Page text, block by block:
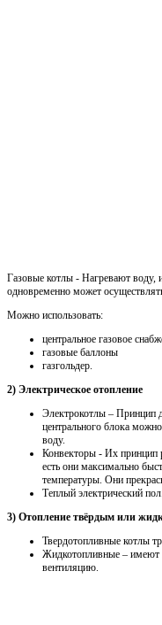
Газовые котлы - Нагревают воду,
одновременно может
Можно использовать:
центральное газовое
газовые баллоны
газгольдер.
2) Электрическое отопление
Электрокотлы – Принцип
центрального блока
воду.
Конвекторы - Их принцип
есть они максимально
температуры. Они
Теплый электрический пол.
3) Отопление твёрдым или
Твердотопливные котлы
Жидкотопливные – имеют
вентиляцию.